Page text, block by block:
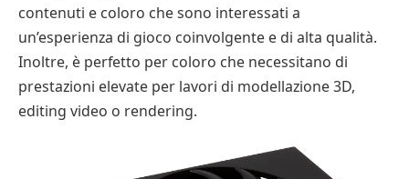
contenuti e coloro che sono interessati a
un’esperienza di gioco coinvolgente e di alta qualità.
Inoltre, è perfetto per coloro che necessitano di
prestazioni elevate per lavori di modellazione 3D,
editing video o rendering.